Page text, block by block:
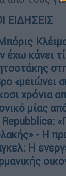
ΕΙΔΗΣΕΙΣ
έχω κάνει
«μειώνει
χρόνια
μίας
Repubblica:
- Η
Η